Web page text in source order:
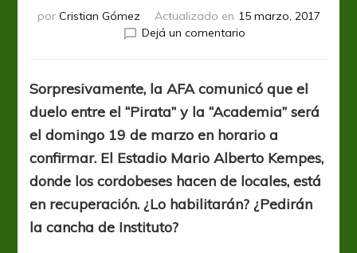
por Cristian Gómez Actualizado en 15 marzo, 2017
Dejá un comentarioen
pero
sin
cancha
para
a
Racing
Sorpresivamente, la AFA comunicó que el
duelo entre el “Pirata” y la “Academia” será
el domingo 19 de marzo en horario a
confirmar. El Estadio Mario Alberto Kempes,
donde los cordobeses hacen de locales, está
en recuperación. ¿Lo habilitarán? ¿Pedirán
la cancha de Instituto?